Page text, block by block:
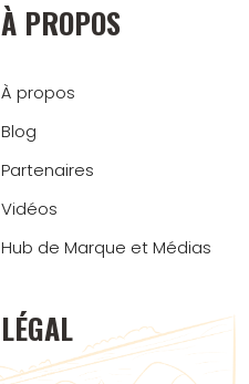
À PROPOS
À propos
Blog
Partenaires
Vidéos
Hub de Marque et Médias
LÉGAL